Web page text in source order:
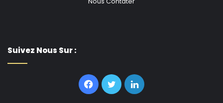
Suivez Nous Sur :
Facebook
TwitterLinkedin